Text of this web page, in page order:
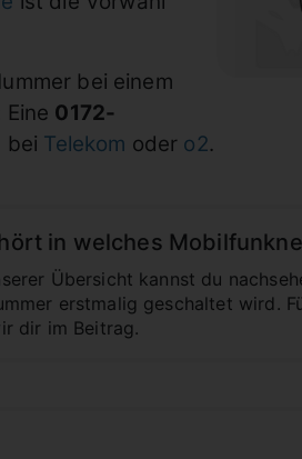
bei einem
0172-
bei Telekom oder o2.
in welches
Übersicht kannst du
erstmalig geschaltet wird.
dir im Beitrag.